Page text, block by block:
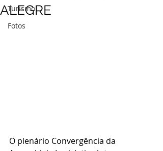
Turismo
Fotos
ALEGRE
O plenário Convergência da